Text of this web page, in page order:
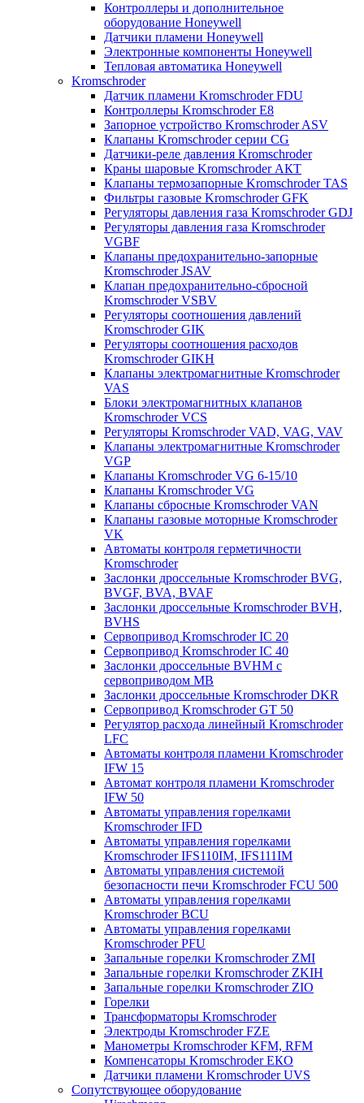
Контроллеры и дополнительное
оборудование Honeywell
Датчики пламени Honeywell
Электронные компоненты Honeywell
Тепловая автоматика Honeywell
Kromschroder
Датчик пламени Kromschroder FDU
Контроллеры Kromschroder E8
Запорное устройство Kromschroder ASV
Клапаны Kromschroder серии CG
Датчики-реле давления Kromschroder
Краны шаровые Kromschroder АКТ
Клапаны термозапорные Kromschroder TAS
Фильтры газовые Kromschroder GFK
Регуляторы давления газа Kromschroder GDJ
Регуляторы давления газа Kromschroder
VGBF
Клапаны предохранительно-запорные
Kromschroder JSAV
Клапан предохранительно-сбросной
Kromschroder VSBV
Регуляторы соотношения давлений
Kromschroder GIK
Регуляторы соотношения расходов
Kromschroder GIKH
Клапаны электромагнитные Kromschroder
VAS
Блоки электромагнитных клапанов
Kromschroder VCS
Регуляторы Kromschroder VAD, VAG, VAV
Клапаны электромагнитные Kromschroder
VGP
Клапаны Kromschroder VG 6-15/10
Клапаны Kromschroder VG
Клапаны сбросные Kromschroder VAN
Клапаны газовые моторные Kromschroder
VK
Автоматы контроля герметичности
Kromschroder
Заслонки дроссельные Kromschroder BVG,
BVGF, BVA, BVAF
Заслонки дроссельные Kromschroder BVH,
BVHS
Сервопривод Kromschroder IC 20
Сервопривод Kromschroder IC 40
Заслонки дроссельные BVHM с
сервоприводом МВ
Заслонки дроссельные Kromschroder DKR
Cервопривод Kromschroder GT 50
Регулятор расхода линейный Kromschroder
LFC
Автоматы контроля пламени Kromschroder
IFW 15
Автомат контроля пламени Kromschroder
IFW 50
Автоматы управления горелками
Kromschroder IFD
Автоматы управления горелками
Kromschroder IFS110IM, IFS111IM
Автоматы управления системой
безопасности печи Kromschroder FCU 500
Автоматы управления горелками
Kromschroder BCU
Автоматы управления горелками
Kromschroder PFU
Запальные горелки Kromschroder ZМI
Запальные горелки Kromschroder ZKIH
Запальные горелки Kromschroder ZIO
Горелки
Трансформаторы Kromschroder
Электроды Kromschroder FZE
Манометры Kromschroder KFM, RFM
Компенсаторы Kromschroder ЕКО
Датчики пламени Kromschroder UVS
Сопутствующее оборудование